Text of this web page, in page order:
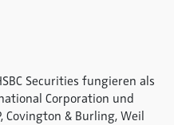
Securities fungieren als
Corporation und
Covington & Burling, Weil